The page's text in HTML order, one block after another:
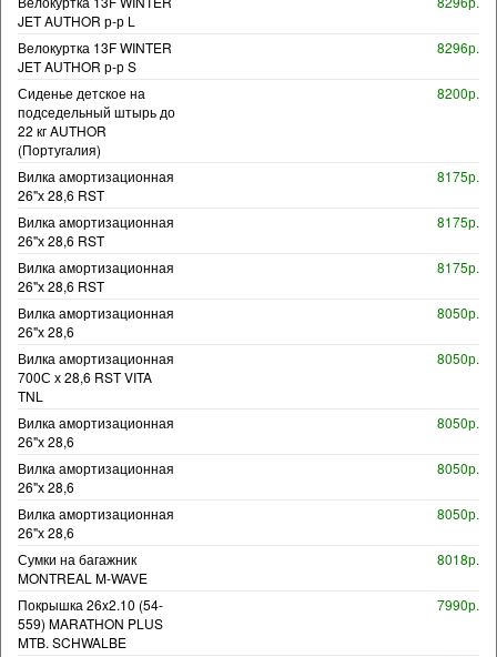
JET AUTHOR р-р L
Велокуртка 13F WINTER
JET AUTHOR р-р S
8296р.
Сиденье детское на
подседельный штырь до
22 кг AUTHOR
(Португалия)
8200р.
Вилка амортизационная
26"х 28,6 RST
8175р.
Вилка амортизационная
26"х 28,6 RST
8175р.
Вилка амортизационная
26"х 28,6 RST
8175р.
Вилка амортизационная
26"х 28,6
8050р.
Вилка амортизационная
700С х 28,6 RST VITA
TNL
8050р.
Вилка амортизационная
26"х 28,6
8050р.
Вилка амортизационная
26"х 28,6
8050р.
Вилка амортизационная
26"х 28,6
8050р.
Сумки на багажник
MONTREAL M-WAVE
8018р.
Покрышка 26x2.10 (54-
559) MARATHON PLUS
MTB. SCHWALBE
7990р.